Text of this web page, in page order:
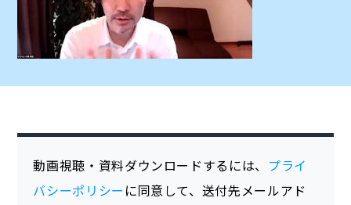
動画視聴・資料ダウンロードするには、 プライ
バシーポリシー に同意して、送付先メールアド